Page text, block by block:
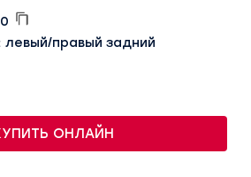
левый/правый задний
ОНЛАЙН